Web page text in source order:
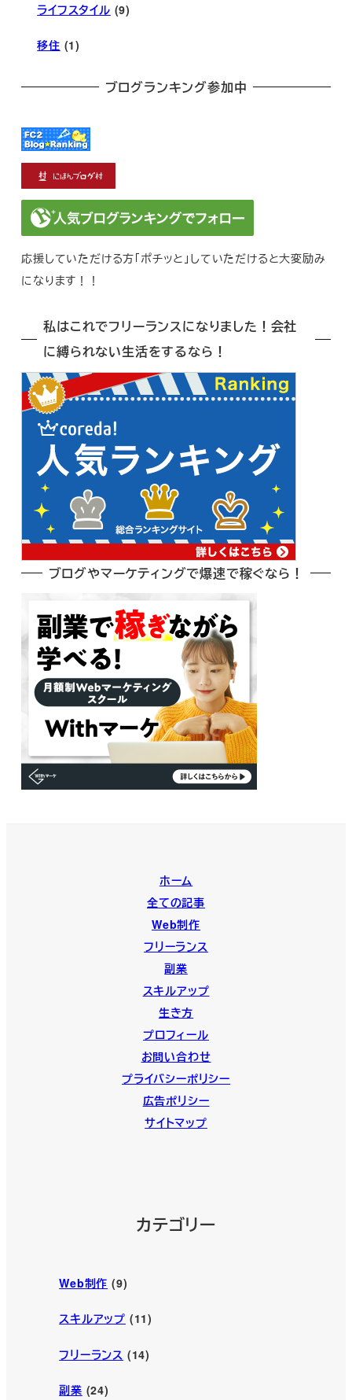
ライフスタイル (9)
移住 (1)
ブログランキング参加中
応援していただける方「ポチッと」していただけると大変励み
になります！！
私はこれでフリーランスになりました！会社
に縛られない生活をするなら！
ブログやマーケティングで爆速で稼ぐなら！
ホーム
全ての記事
Web制作
フリーランス
副業
スキルアップ
生き方
プロフィール
お問い合わせ
プライバシーポリシー
広告ポリシー
サイトマップ
カテゴリー
Web制作 (9)
スキルアップ (11)
フリーランス (14)
副業 (24)